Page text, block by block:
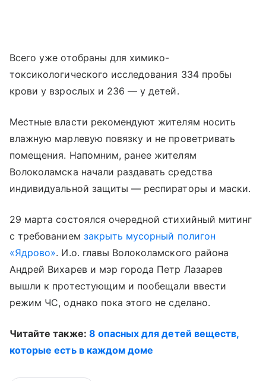
Всего уже отобраны для химико-
токсикологического исследования 334 пробы
крови у взрослых и 236 — у детей.
Местные власти рекомендуют жителям носить
влажную марлевую повязку и не проветривать
помещения. Напомним, ранее жителям
Волоколамска начали раздавать средства
индивидуальной защиты — респираторы и маски.
29 марта состоялся очередной стихийный митинг
с требованием закрыть мусорный полигон
«Ядрово». И.о. главы Волоколамского района
Андрей Вихарев и мэр города Петр Лазарев
вышли к протестующим и пообещали ввести
режим ЧС, однако пока этого не сделано.
Читайте также: 8 опасных для детей веществ,
которые есть в каждом доме